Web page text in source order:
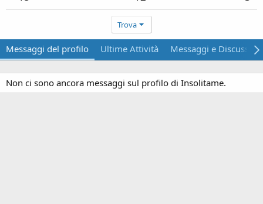
Trova
Messaggi del profilo Ultime Attività Messaggi e
Non ci sono ancora messaggi sul profilo di Insolitame.